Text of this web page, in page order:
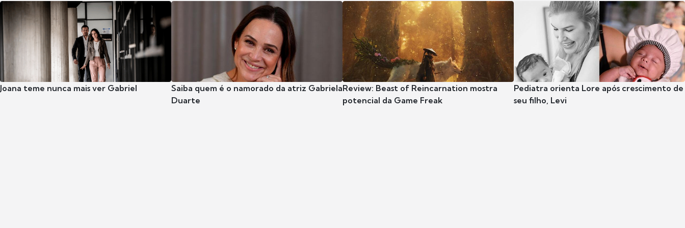
Joana teme nunca mais ver Gabriel
Saiba quem é o namorado da atriz Gabriela
Duarte
Review: Beast of Reincarnation mostra
potencial da Game Freak
Pediatra orienta Lore após crescimento de
seu filho, Levi